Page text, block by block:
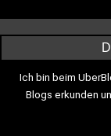
Ich bin beim
Blogs erkunden